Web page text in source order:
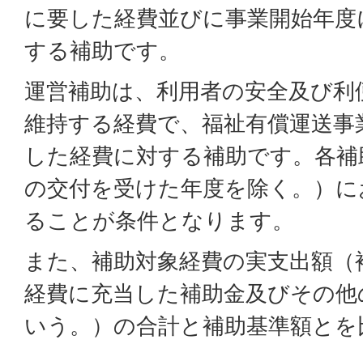
に要した経費並びに事業開始年
する補助です。
運営補助は、利用者の安全及び
維持する経費で、福祉有償運送
した経費に対する補助です。各
の交付を受けた年度を除く。）
ることが条件となります。
また、補助対象経費の実支出額
経費に充当した補助金及びその
いう。）の合計と補助基準額と